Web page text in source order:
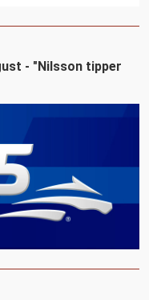
- "Nilsson tipper